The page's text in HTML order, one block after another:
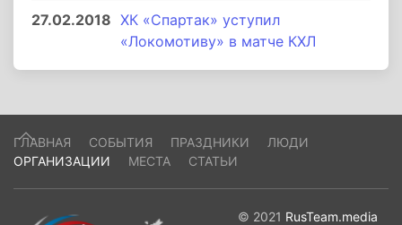
27.02.2018 ХК «Спартак» уступил
«Локомотиву» в матче КХЛ
ГЛАВНАЯ СОБЫТИЯ ПРАЗДНИКИ
ЛЮДИ
ОРГАНИЗАЦИИ
МЕСТА СТАТЬИ
© 2021 RusTeam.media